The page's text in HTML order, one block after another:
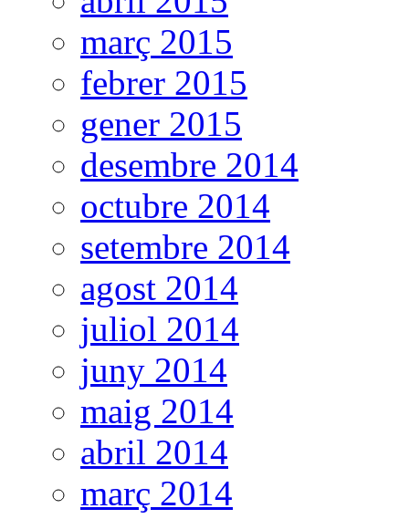
març 2015
febrer 2015
gener 2015
desembre 2014
octubre 2014
setembre 2014
agost 2014
juliol 2014
juny 2014
maig 2014
abril 2014
març 2014